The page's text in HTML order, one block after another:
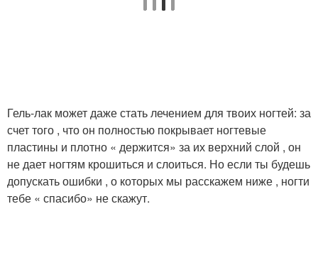
Гель-лак может даже стать лечением для твоих ногтей: за
счет того , что он полностью покрывает ногтевые
пластины и плотно « держится» за их верхний слой , он
не дает ногтям крошиться и слоиться. Но если ты будешь
допускать ошибки , о которых мы расскажем ниже , ногти
тебе « спасибо» не скажут.